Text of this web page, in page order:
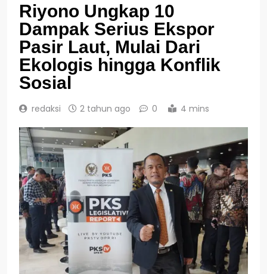
Riyono Ungkap 10
Dampak Serius Ekspor
Pasir Laut, Mulai Dari
Ekologis hingga Konflik
Sosial
redaksi 2 tahun ago 0 4 mins